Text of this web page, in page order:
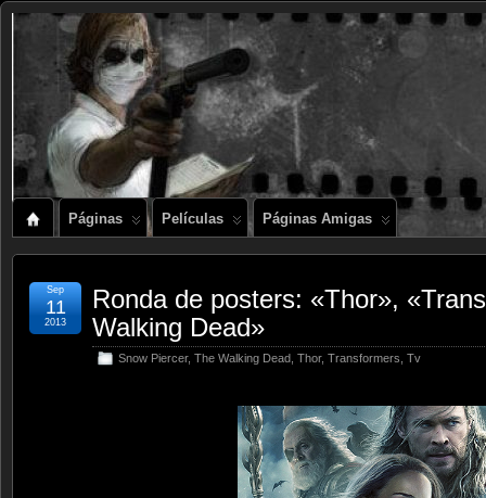
Páginas Películas Páginas Amigas
Ronda de posters: «Thor»,
Walking Dead»
Snow Piercer, The Walking Dead Thor, Transformers Tv
Sep
11
2013